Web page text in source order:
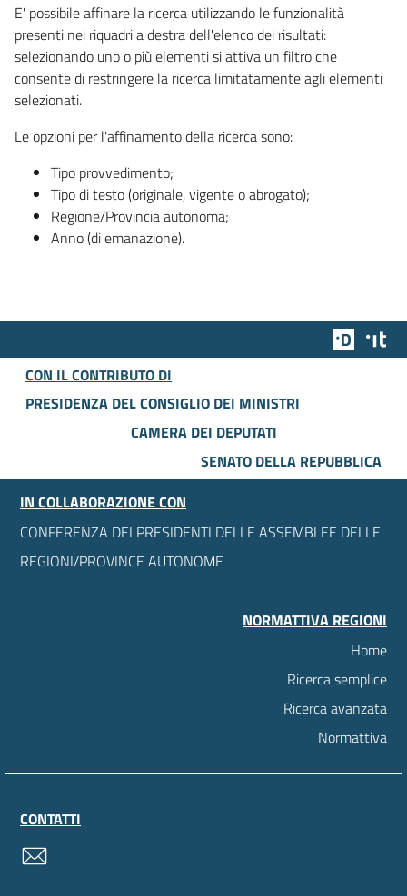
E' possibile affinare la ricerca utilizzando le funzionalità
presenti nei riquadri a destra dell'elenco dei risultati:
selezionando uno o più elementi si attiva un filtro che
consente di restringere la ricerca limitatamente agli elementi
selezionati.
Le opzioni per l'affinamento della ricerca sono:
Tipo provvedimento;
Tipo di testo (originale, vigente o abrogato);
Regione/Provincia autonoma;
Anno (di emanazione).
Team
CON IL CONTRIBUTO DI
PRESIDENZA DEL CONSIGLIO DEI MINISTRI
CAMERA DEI DEPUTATI
SENATO DELLA REPUBBLICA
IN COLLABORAZIONE CON
CONFERENZA DEI PRESIDENTI DELLE ASSEMBLEE DELLE
REGIONI/PROVINCE AUTONOME
NORMATTIVA REGIONI
Home
Ricerca semplice
Ricerca avanzata
Normattiva
CONTATTI